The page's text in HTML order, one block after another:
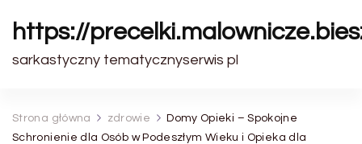
https://
sarkastyczny tematycznyserwis pl
Strona główna zdrowie
Domy Opieki – Spokojne
Schronienie dla Osób w Podeszłym Wieku i Opieka dla